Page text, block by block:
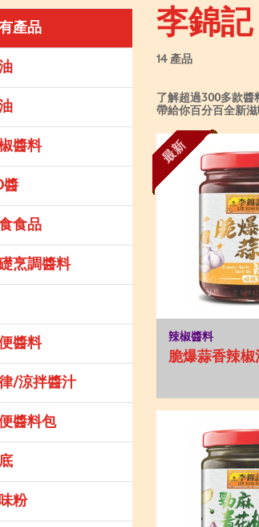
產品
醬料
醬
食品
烹調醬料
醬料
/涼拌醬汁
醬料包
粉
李錦
14 產品
了解超過300多款
帶給你百分百全新滋
最新
辣椒醬料
脆爆蒜香辣椒